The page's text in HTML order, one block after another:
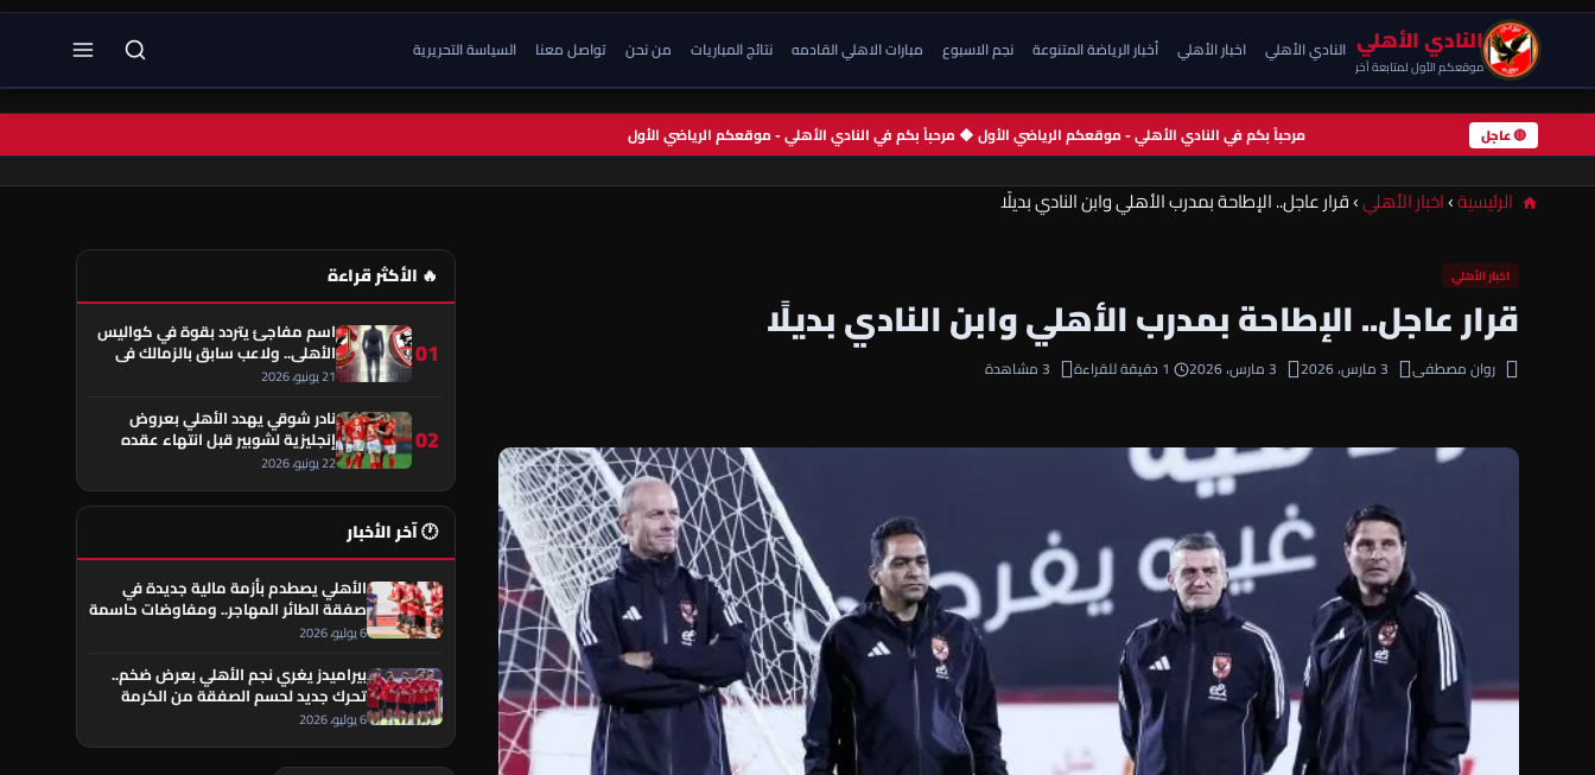
النادي الأهلي
موقعكم الأول لمتابعة آخر
النادي الأهلي اخبار الأهلي أخبار الرياضة المتنوعة نجم الاسبوع مبارات الاهلي القادمه نتائج المباريات من نحن تواصل معنا السياسة التحريرية
🔴 عاجل مرحباً بكم في النادي الأهلي - موقعكم الرياضي الأول ◆ مرحباً بكم في النادي الأهلي - موقعكم الرياضي الأول
الرئيسية›اخبار الأهلي›قرار عاجل.. الإطاحة بمدرب الأهلي وابن النادي بديلًا
اخبار الأهلي
قرار عاجل.. الإطاحة بمدرب الأهلي وابن النادي بديلًا
روان مصطفى 3 مارس، 2026 3 مارس، 2026 1 دقيقة للقراءة 3 مشاهدة
🔥 الأكثر قراءة
01
اسم مفاجئ يتردد بقوة في كواليس
الأهلي.. ولاعب سابق بالزمالك في
قلب الحكاية!
21 يونيو، 2026
02
نادر شوقي يهدد الأهلي بعروض
إنجليزية لشوبير قبل انتهاء عقده
22 يونيو، 2026
🕐 آخر الأخبار
الأهلي يصطدم بأزمة مالية جديدة في
صفقة الطائر المهاجر.. ومفاوضات حاسمة
تقترب من الحسم
6 يوليو، 2026
بيراميدز يغري نجم الأهلي بعرض ضخم..
تحرك جديد لحسم الصفقة من الكرمة
العراقي
6 يوليو، 2026